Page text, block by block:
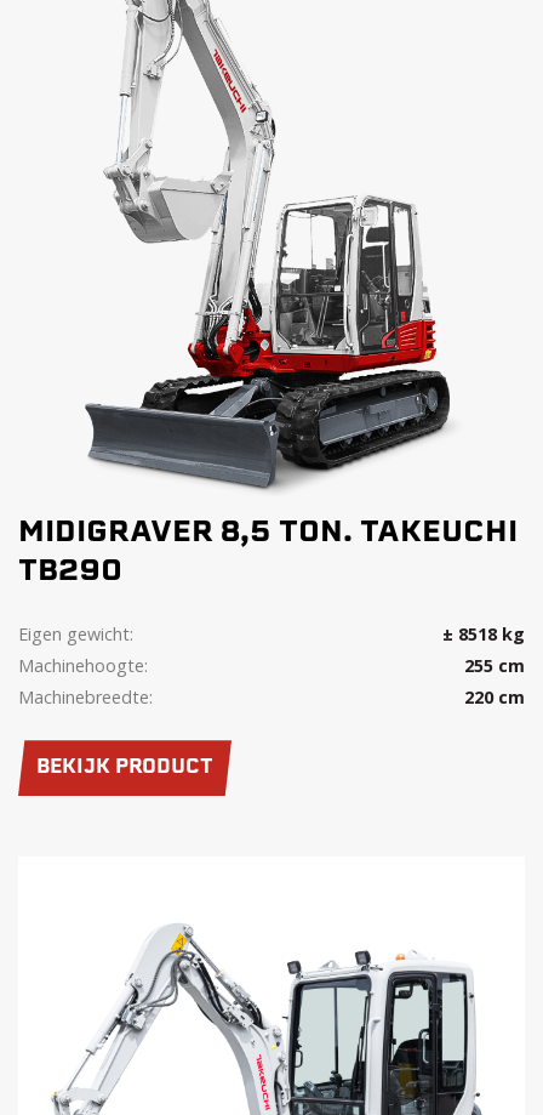
MIDIGRAVER 8,5 TON. TAKEUCHI
TB290
Eigen gewicht:
± 8518 kg
Machinehoogte:
255 cm
Machinebreedte:
220 cm
BEKIJK PRODUCT